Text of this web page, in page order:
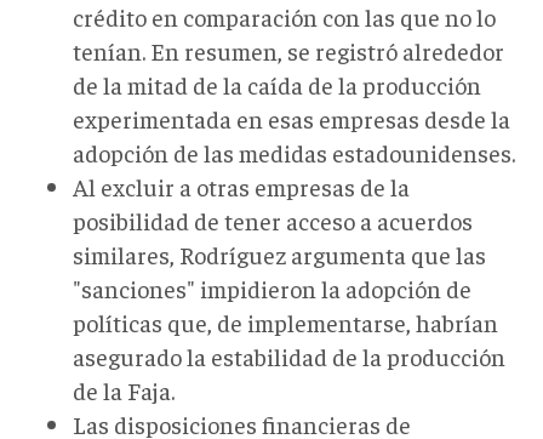
crédito en comparación con las que no lo
tenían. En resumen, se registró alrededor
de la mitad de la caída de la producción
experimentada en esas empresas desde la
adopción de las medidas estadounidenses.
Al excluir a otras empresas de la
posibilidad de tener acceso a acuerdos
similares, Rodríguez argumenta que las
"sanciones" impidieron la adopción de
políticas que, de implementarse, habrían
asegurado la estabilidad de la producción
de la Faja.
Las disposiciones financieras de